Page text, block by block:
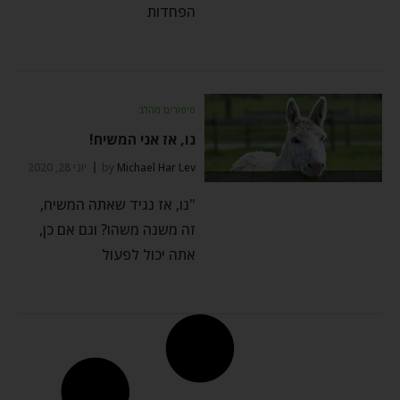
הפחדות
סיפורים מהלב
נו, אז אני המשיח!
by Michael Har Lev יוני 28, 2020
"נו, אז נגיד שאתה המשיח,
זה משנה משהו? וגם אם כן,
אתה יכול לפעול